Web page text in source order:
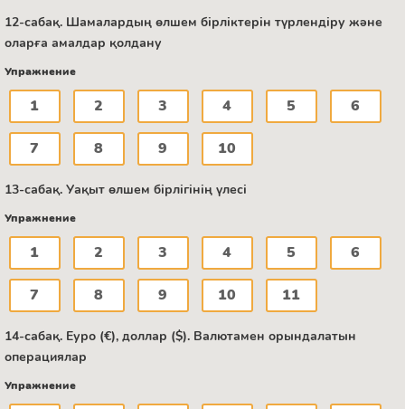
12-сабақ. Шамалардың өлшем бірліктерін түрлендіру және
оларға амалдар қолдану
Упражнение
1 2 3 4 5 6
7 8 9 10
13-сабақ. Уақыт өлшем бірлігінің үлесі
Упражнение
1 2 3 4 5 6
7 8 9 10 11
14-сабақ. Еуро (€), доллар ($). Валютамен орындалатын
операциялар
Упражнение